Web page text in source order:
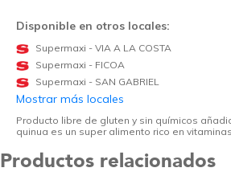
Disponible en otros locales:
Supermaxi - VIA A LA COSTA
Supermaxi - FICOA
Supermaxi - SAN GABRIEL
Mostrar más locales
Producto libre de gluten y sin químicos
quinua es un super alimento rico en vitaminas
Productos relacionados